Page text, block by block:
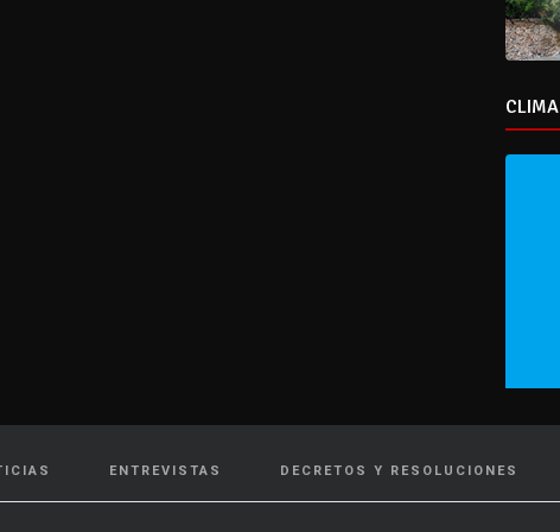
CLIMA
ENTREVISTAS DECRETOS Y RESOLUCIONES